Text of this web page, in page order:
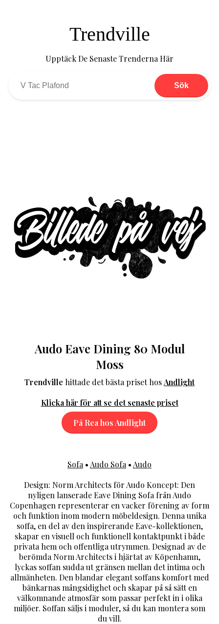
Trendville
Upptäck De Senaste Trenderna Här
Sök
Audo Eave Dining 80 Modul
Moss
Trendville hittade det bästa priset hosAndlight
Klicka här för att se det senaste priset
På Rea hos Andlight
Sofa • Audo Sofa • Audo
Design: Norm Architects för Audo Koncept: Den
nyligen lanserade Eave Dining Sofa från Audo
Copenhagen representerar en vacker förening av form
och funktion inom modern möbeldesign. Denna unika
soffa, en del av den inspirerande Eave-kollektionen,
skapar en visuell och funktionell kontaktpunkt i både
privata hem och offentliga utrymmen. Designad av de
berömda Norm Architects i hjärtat av Köpenhamn,
lyckas soffan sudda ut gränsen mellan det intima och
allmänheten. Den blandar elegant soffans komfort med
bänkarnas mångsidighet och skapar på så sätt en
välkomnande atmosfär som passar perfekt in i olika
miljöer. Soffan säljs i moduler, så du kan montera som
du vill.